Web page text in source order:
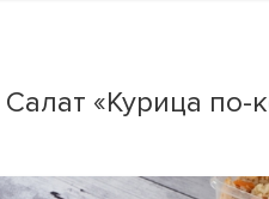
«Курица по-